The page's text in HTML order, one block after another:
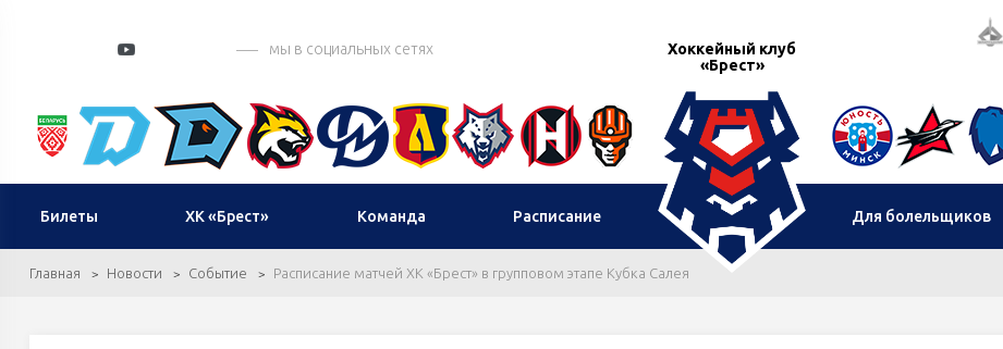
мы в социальных сетях
Хоккейный клуб
«Брест»
Билеты ХК «Брест» Команда Расписание Для болельщиков
Главная Новости Событие Расписание матчей ХК «Брест» в групповом этапе Кубка Салея